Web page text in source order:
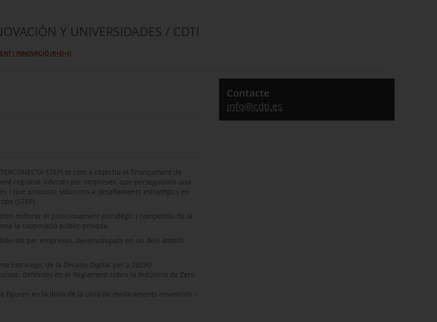
Y UNIVERSIDADES / CDTI
I INNOVACIÓ (R+D+I)
STEP) té com a objectiu el finançament de
regional, liderats per empreses, que persegueixin una
i que proposin solucions a desafiaments estratègics en
(STEP).
millorar el posicionament estratègic i competitiu de la
la cooperació públic-privada.
per empreses, desenvolupats en un dels àmbits
Estratègic de la Dècada Digital per a 20230.
definides en el Reglament sobre la Indústria de Zero
figuren en la llista de la Unió de medicaments essencials i
Contacte
info@cdti.es